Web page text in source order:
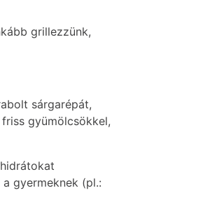
grillezzünk,
sárgarépát,
gyümölcsökkel,
gyermeknek (pl.: